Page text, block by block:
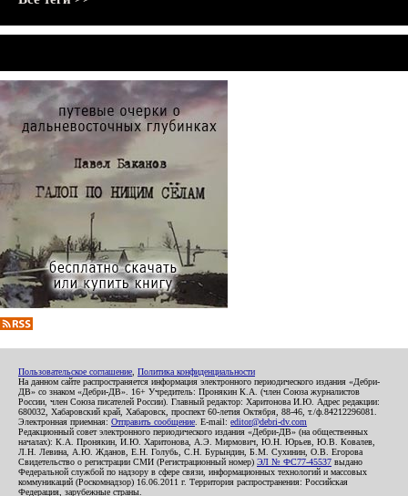
Пользовательское соглашение Политика конфиденциальности
На данном сайте распространяется информация электронного периодического издания «Дебри-
ДВ» со знаком «Дебри-ДВ». 16+ Учредитель: Пронякин К.А. (член Союза журналистов
России, член Союза писателей России). Главный редактор: Харитонова И.Ю. Адрес редакции:
680032, Хабаровский край, Хабаровск, проспект 60-летия Октября, 88-46, т./ф.84212296081.
Электронная приемная: Отправить сообщение . E-mail: editor@debri-dv.com
Редакционный совет электронного периодического издания «Дебри-ДВ» (на общественных
началах): К.А. Пронякин, И.Ю. Харитонова, А.Э. Мирмович, Ю.Н. Юрьев, Ю.В. Ковалев,
Л.Н. Левина, А.Ю. Жданов, Е.Н. Голубь, С.Н. Бурындин, Б.М. Сухинин, О.В. Егорова
Свидетельство о регистрации СМИ (Регистрационный номер) ЭЛ № ФС77-45537 выдано
Федеральной службой по надзору в сфере связи, информационных технологий и массовых
коммуникаций (Роскомнадзор) 16.06.2011 г. Территория распространения: Российская
Федерация, зарубежные страны.